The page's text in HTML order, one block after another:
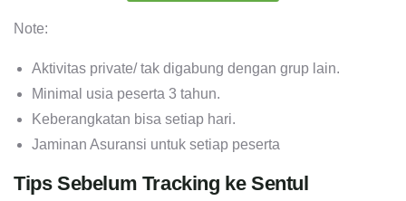
Note:
Aktivitas private/ tak digabung dengan grup lain.
Minimal usia peserta 3 tahun.
Keberangkatan bisa setiap hari.
Jaminan Asuransi untuk setiap peserta
Tips Sebelum Tracking ke Sentul